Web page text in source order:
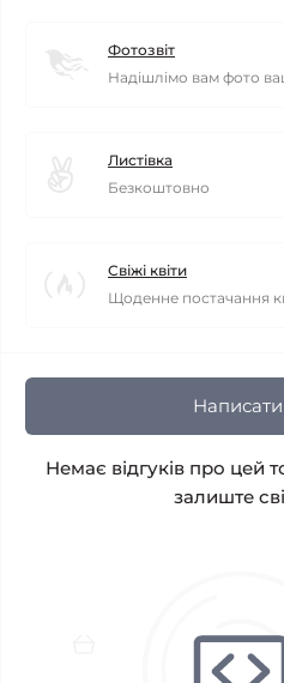
Фотозвіт
Надішлімо вам фото
Листівка
Безкоштовно
Свіжі квіти
Щоденне постачання
Написати
Немає відгуків про цей
залиште